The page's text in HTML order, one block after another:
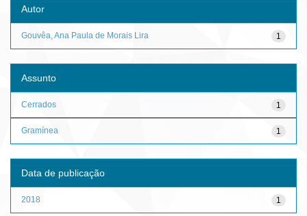
Autor
1
Gouvêa, Ana Paula de Morais Lira
Assunto
1
Cerrados
1
Gramínea
Data de publicação
1
2018